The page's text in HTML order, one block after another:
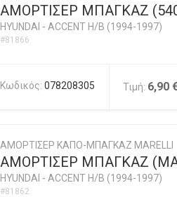
ΑΜΟΡΤΙΣΕΡ ΜΠΑΓΚΑΖ
HYUNDAI - ACCENT H/B (1994-1997)
#81866
Κωδικός: 078208305 Τιμή: 6,90
ΑΜΟΡΤΙΣΕΡ ΚΑΠΟ-ΜΠΑΓΚΑΖ MARELLI
ΑΜΟΡΤΙΣΕΡ ΜΠΑΓΚΑΖ
HYUNDAI - ACCENT H/B (1994-1997)
#81862